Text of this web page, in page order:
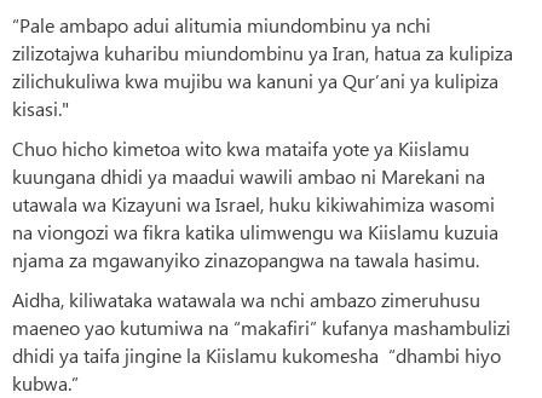
“Pale ambapo adui alitumia miundombinu ya nchi
zilizotajwa kuharibu miundombinu ya Iran, hatua za kulipiza
zilichukuliwa kwa mujibu wa kanuni ya Qur’ani ya kulipiza
kisasi."
Chuo hicho kimetoa wito kwa mataifa yote ya Kiislamu
kuungana dhidi ya maadui wawili ambao ni Marekani na
utawala wa Kizayuni wa Israel, huku kikiwahimiza wasomi
na viongozi wa fikra katika ulimwengu wa Kiislamu kuzuia
njama za mgawanyiko zinazopangwa na tawala hasimu.
Aidha, kiliwataka watawala wa nchi ambazo zimeruhusu
maeneo yao kutumiwa na “makafiri” kufanya mashambulizi
dhidi ya taifa jingine la Kiislamu kukomesha “dhambi hiyo
kubwa.”